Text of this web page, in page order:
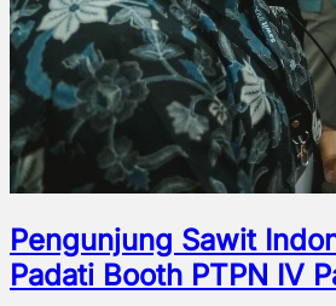
Pengunjung Sawit
Padati Booth PTPN IV